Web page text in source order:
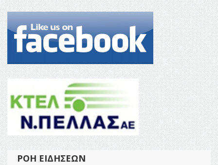
ΡΟΉ ΕΙΔΉΣΕΩΝ